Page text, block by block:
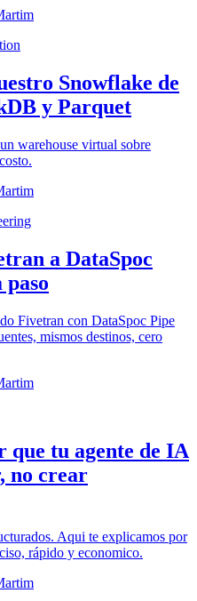
Snowflake de
y Parquet
warehouse virtual sobre
a DataSpoc
paso
Fivetran con DataSpoc Pipe
mismos destinos, cero
que tu agente de IA
no crear
Aqui te explicamos por
rápido y economico.